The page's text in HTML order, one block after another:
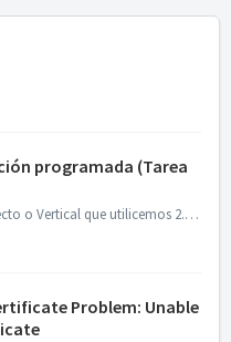
programada (Tarea
1.Entremos a la cuenta del proyecto o Vertical que utilicemos 2.Damos clic en la Barra de servicios de Artus Web. Y damos clic en Envios por correo 3. S...
Problem: Unable